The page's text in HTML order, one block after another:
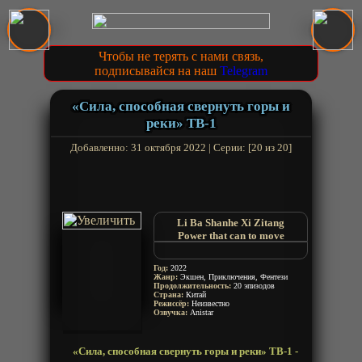
Чтобы не терять с нами связь,
подписывайся на наш Telegram
«Сила, способная свернуть горы и
реки» ТВ-1
Добавленно: 31 октября 2022 | Серии: [20 из 20]
Li Ba Shanhe Xi Zitang
Power that can to move
Libashanhe Xi Zitang
Год: 2022
Жанр: Экшен, Приключения, Фентези
Продолжительность: 20 эпизодов
Страна: Китай
Режиссёр: Неизвестно
Озвучка: Anistar
«Сила, способная свернуть горы и реки» ТВ-1 -